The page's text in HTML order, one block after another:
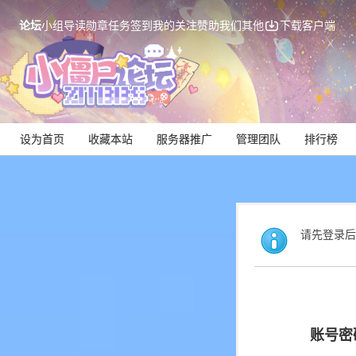
论坛小组导读勋章任务签到我的关注赞助我们其他 下载客户端
设为首页 收藏本站 服务器推广 管理团队 排行榜
请先登录
账号